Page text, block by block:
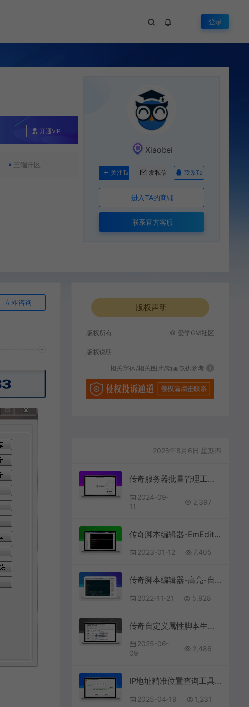
登录
开通VIP
三端开区
Xiaobei
关注Ta 发私信 联系Ta
进入TA的商铺
联系官方客服
立即咨询
版权声明
版权所有 © 爱学GM社区
版权说明
相关字体/相关图片/动画仅供参考 i
2026年8月6日 星期四
传奇服务器批量管理工具V1.2
2024-09-
11
2,397
传奇脚本编辑器-EmEditor_v22.1.4
2023-01-12 7,405
传奇脚本编辑器-高亮-自动补全代码
2022-11-21 5,928
传奇自定义属性脚本生成工具V1.1
2025-06-
09
2,486
IP地址精准位置查询工具V1.0
2025-04-19 1,231